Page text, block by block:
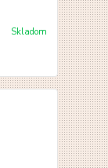
Skladom